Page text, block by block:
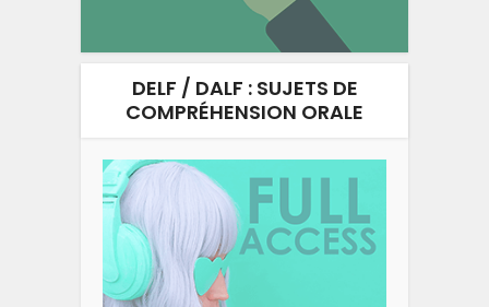
DELF / DALF : SUJETS DE
COMPRÉHENSION ORALE